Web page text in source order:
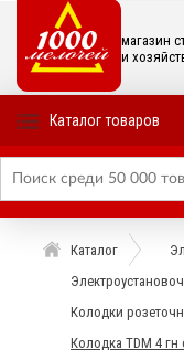
магазин
и
Каталог товаров
Каталог
Колодки
Колодка TDM 4 гн